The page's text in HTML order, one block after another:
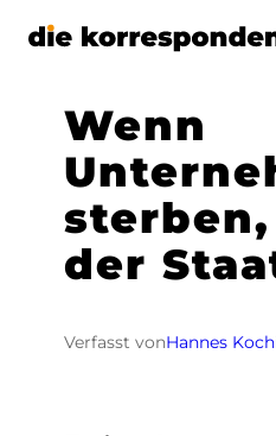
Zum
Wenn
der
Verfasst vonHannes Koch